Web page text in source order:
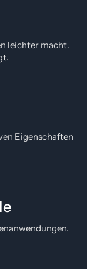
leichter macht.
Eigenschaften